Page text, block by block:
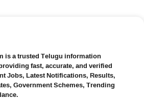
is a trusted Telugu information
fast, accurate, and verified
Jobs, Latest Notifications, Results,
Government Schemes, Trending